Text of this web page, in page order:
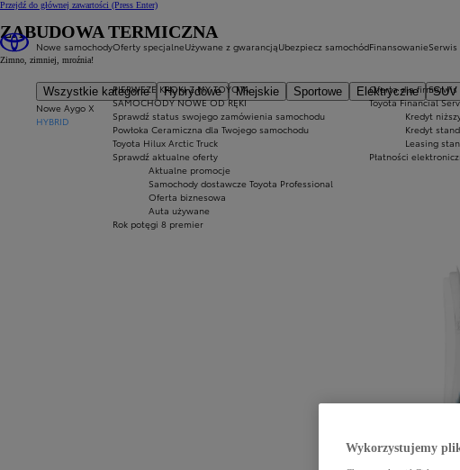
Przejdź do głównej zawartości (Press Enter)
Nowe samochody
Wszystkie kategorie Hybrydowe Miejskie Sportowe Elektryczne SUV
Nowe Aygo X
HYBRID
Oferty specjalne
PIERWSZE KROKI Z MY TOYOTA
SAMOCHODY NOWE OD RĘKI
Sprawdź status swojego zamówienia samochodu
Powłoka Ceramiczna dla Twojego samochodu
Toyota Hilux Arctic Truck
Sprawdź aktualne oferty
Aktualne promocje
Samochody dostawcze Toyota Professional
Oferta biznesowa
Auta używane
Rok potęgi 8 premier
Używane z gwarancjąUbezpiecz samochódFinansowanie
Oferta dla firm
Toyota Financial
Kredyt
Kredyt
Leasing
Płatności
Serwis
ZABUDOWA TERMICZNA
Zimno, zimniej, mroźnia!
Wykorzystujemy